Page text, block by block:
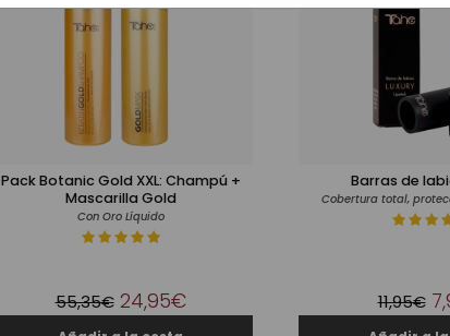
Pack Botanic Gold XXL: Champú +
Mascarilla Gold
Con Oro Líquido
55,35€ 24,95€
Barras de
Cobertura total,
11,95€